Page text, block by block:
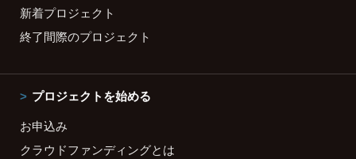
新着プロジェクト
終了間際のプロジェクト
プロジェクトを始める
お申込み
クラウドファンディングとは